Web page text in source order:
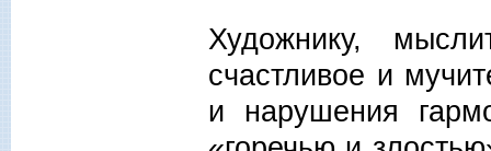
Художнику,
счастливое и
и нарушения